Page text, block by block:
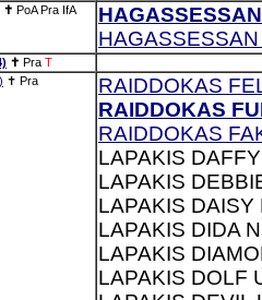
✝ PoA Pra IfA
✝ Pra T
✝ Pra
RAIDDOKAS
RAIDDOKAS
RAIDDOKAS
LAPAKIS
LAPAKIS
LAPAKIS
LAPAKIS DIDA
LAPAKIS
LAPAKIS DOLF